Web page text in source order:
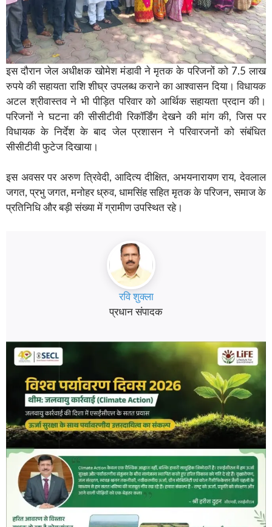
इस दौरान जेल अधीक्षक खोमेश मंडावी ने मृतक के परिजनों को 7.5 लाख
रुपये की सहायता राशि शीघ्र उपलब्ध कराने का आश्वासन दिया। विधायक
अटल श्रीवास्तव ने भी पीड़ित परिवार को आर्थिक सहायता प्रदान की।
परिजनों ने घटना की सीसीटीवी रिकॉर्डिंग देखने की मांग की, जिस पर
विधायक के निर्देश के बाद जेल प्रशासन ने परिवारजनों को संबंधित
सीसीटीवी फुटेज दिखाया।
इस अवसर पर अरुण त्रिवेदी, आदित्य दीक्षित, अभयनारायण राय, देवलाल
जगत, प्रभु जगत, मनोहर ध्रुव, धामसिंह सहित मृतक के परिजन, समाज के
प्रतिनिधि और बड़ी संख्या में ग्रामीण उपस्थित रहे।
रवि शुक्ला
प्रधान संपादक